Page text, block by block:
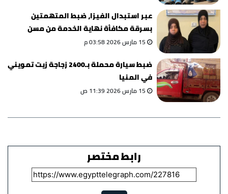
عبر استبدال الفيزا، ضبط المتهمتين
بسرقة مكافأة نهاية الخدمة من مسن
بالجيزة
15 مارس 2026 03:58 م
ضبط سيارة محملة بـ2400 زجاجة زيت تمويني
في المنيا
15 مارس 2026 11:39 ص
رابط مختصر